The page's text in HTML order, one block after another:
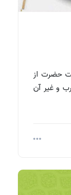
حضرت از
و غير آن